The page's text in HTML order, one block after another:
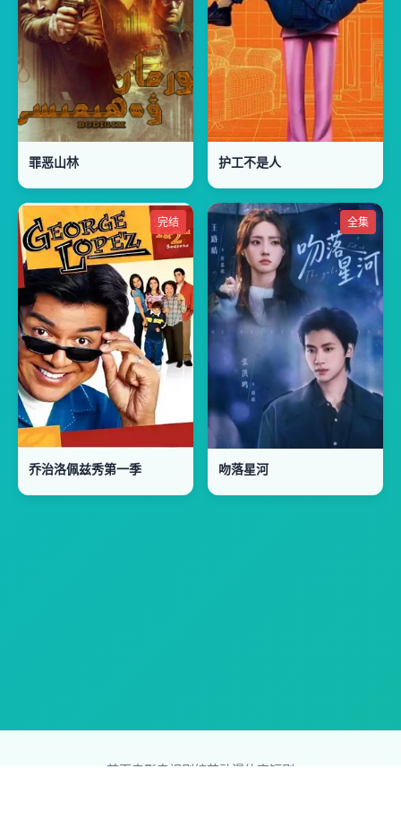
罪恶山林 护工不是人
完结
乔治洛佩兹秀第一季
全集
吻落星河
首页电影电视剧综艺动漫体育短剧